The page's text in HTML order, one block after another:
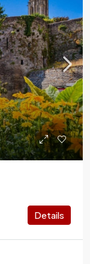
Details